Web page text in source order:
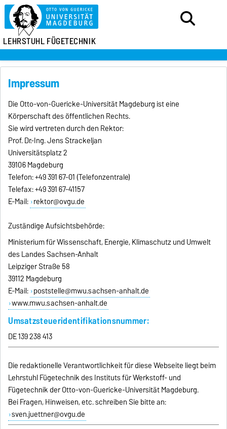
LEHRSTUHL FÜGETECHNIK
Impressum
Die Otto-von-Guericke-Universität Magdeburg ist eine
Körperschaft des öffentlichen Rechts.
Sie wird vertreten durch den Rektor:
Prof. Dr.-Ing. Jens Strackeljan
Universitätsplatz 2
39106 Magdeburg
Telefon: +49 391 67-01 (Telefonzentrale)
Telefax: +49 391 67-41157
E-Mail: rektor@ovgu.de
Zuständige Aufsichtsbehörde:
Ministerium für Wissenschaft, Energie, Klimaschutz und Umwelt
des Landes Sachsen-Anhalt
Leipziger Straße 58
39112 Magdeburg
E-Mail: poststelle@mwu.sachsen-anhalt.de
www.mwu.sachsen-anhalt.de
Umsatzsteueridentifikationsnummer:
DE 139 238 413
Die redaktionelle Verantwortlichkeit für diese Webseite liegt beim
Lehrstuhl Fügetechnik des Instituts für Werkstoff- und
Fügetechnik der Otto-von-Guericke-Universität Magdeburg.
Bei Fragen, Hinweisen, etc. schreiben Sie bitte an:
sven.juettner@ovgu.de